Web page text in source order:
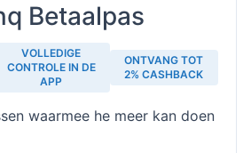
Betaalpas
VOLLEDIGE
CONTROLE IN DE
APP
ONTVANG TOT
2% CASHBACK
waarmee he meer kan doen